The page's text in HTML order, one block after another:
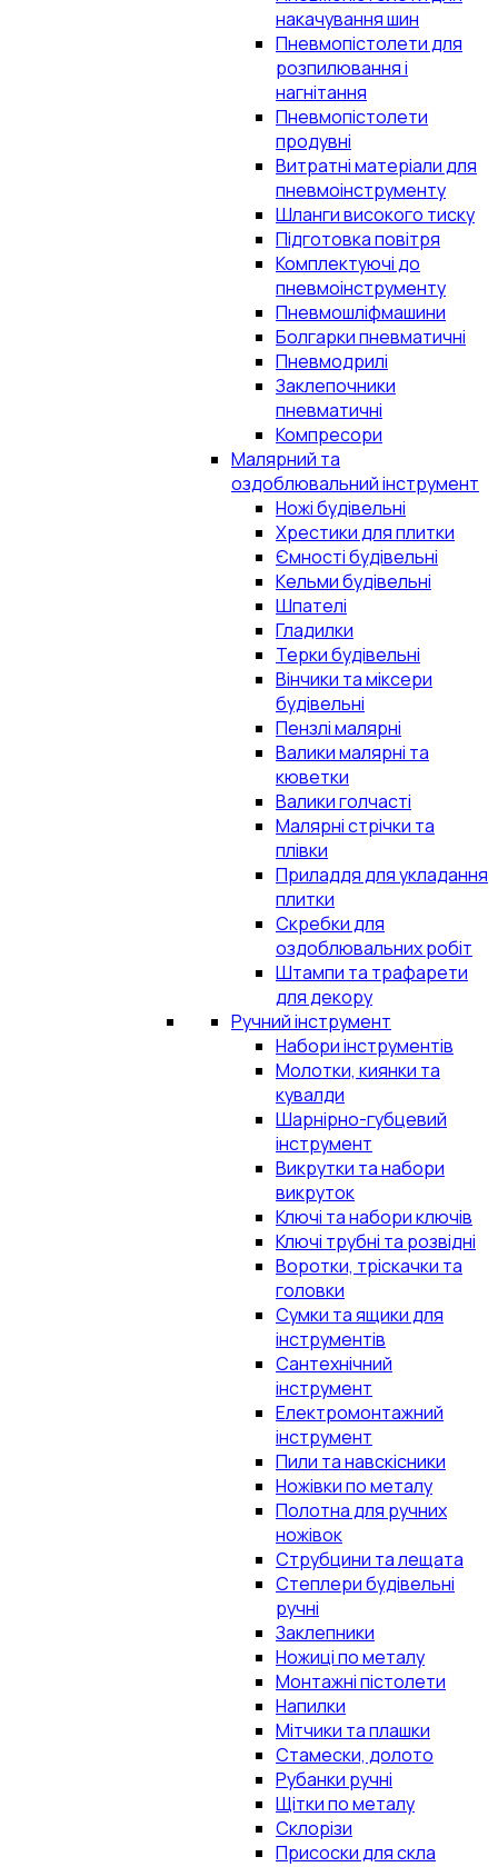
накачування шин
Пневмопістолети для
розпилювання і
нагнітання
Пневмопістолети
продувні
Витратні матеріали для
пневмоінструменту
Шланги високого тиску
Підготовка повітря
Комплектуючі до
пневмоінструменту
Пневмошліфмашини
Болгарки пневматичні
Пневмодрилі
Заклепочники
пневматичні
Компресори
Малярний та
оздоблювальний інструмент
Ножі будівельні
Хрестики для плитки
Ємності будівельні
Кельми будівельні
Шпателі
Гладилки
Терки будівельні
Вінчики та міксери
будівельні
Пензлі малярні
Валики малярні та
кюветки
Валики голчасті
Малярні стрічки та
плівки
Приладдя для укладання
плитки
Скребки для
оздоблювальних робіт
Штампи та трафарети
для декору
Ручний інструмент
Набори інструментів
Молотки, киянки та
кувалди
Шарнірно-губцевий
інструмент
Викрутки та набори
викруток
Ключі та набори ключів
Ключі трубні та розвідні
Воротки, тріскачки та
головки
Сумки та ящики для
інструментів
Сантехнічний
інструмент
Електромонтажний
інструмент
Пили та навскісники
Ножівки по металу
Полотна для ручних
ножівок
Струбцини та лещата
Степлери будівельні
ручні
Заклепники
Ножиці по металу
Монтажні пістолети
Напилки
Мітчики та плашки
Стамески, долото
Рубанки ручні
Щітки по металу
Склорізи
Присоски для скла